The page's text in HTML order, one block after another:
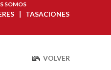
SOMOS
TASACIONES
VOLVER